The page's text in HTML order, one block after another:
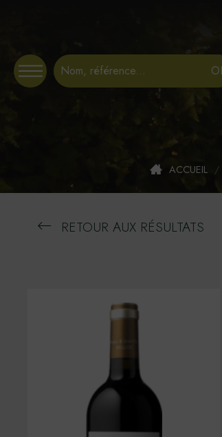
ACCUEIL /
RETOUR AUX RÉSULTATS